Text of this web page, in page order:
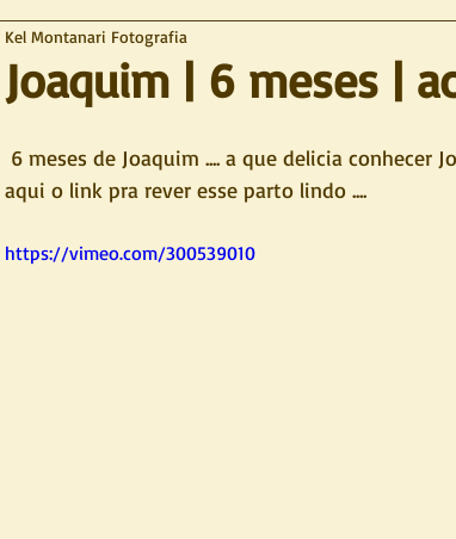
Joaquim | 6 meses |
Kel Montanari Fotografia
aqui o link pra rever esse parto lindo ....
https://vimeo.com/300539010